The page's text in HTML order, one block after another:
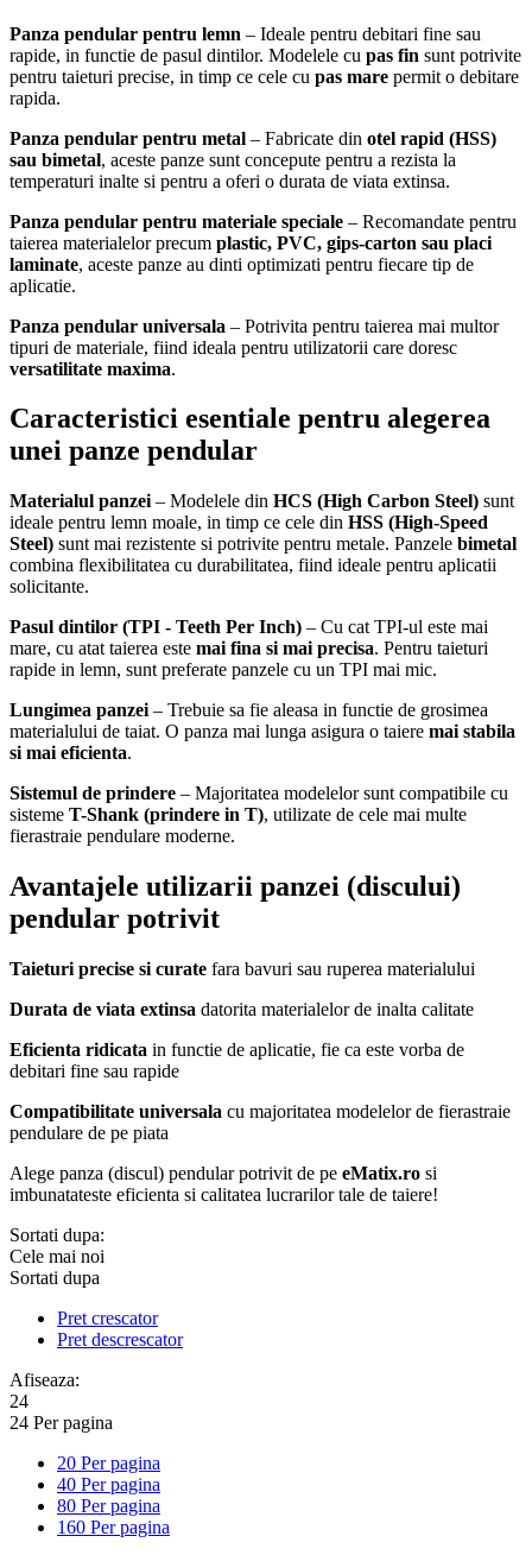
Panza pendular pentru lemn – Ideale pentru debitari fine sau
rapide, in functie de pasul dintilor. Modelele cu pas fin sunt potrivite
pentru taieturi precise, in timp ce cele cu pas mare permit o debitare
rapida.
Panza pendular pentru metal – Fabricate din otel rapid (HSS)
sau bimetal, aceste panze sunt concepute pentru a rezista la
temperaturi inalte si pentru a oferi o durata de viata extinsa.
Panza pendular pentru materiale speciale – Recomandate pentru
taierea materialelor precum plastic, PVC, gips-carton sau placi
laminate, aceste panze au dinti optimizati pentru fiecare tip de
aplicatie.
Panza pendular universala – Potrivita pentru taierea mai multor
tipuri de materiale, fiind ideala pentru utilizatorii care doresc
versatilitate maxima.
Caracteristici esentiale pentru alegerea
unei panze pendular
Materialul panzei – Modelele din HCS (High Carbon Steel) sunt
ideale pentru lemn moale, in timp ce cele din HSS (High-Speed
Steel) sunt mai rezistente si potrivite pentru metale. Panzele bimetal
combina flexibilitatea cu durabilitatea, fiind ideale pentru aplicatii
solicitante.
Pasul dintilor (TPI - Teeth Per Inch) – Cu cat TPI-ul este mai
mare, cu atat taierea este mai fina si mai precisa. Pentru taieturi
rapide in lemn, sunt preferate panzele cu un TPI mai mic.
Lungimea panzei – Trebuie sa fie aleasa in functie de grosimea
materialului de taiat. O panza mai lunga asigura o taiere mai stabila
si mai eficienta.
Sistemul de prindere – Majoritatea modelelor sunt compatibile cu
sisteme T-Shank (prindere in T), utilizate de cele mai multe
fierastraie pendulare moderne.
Avantajele utilizarii panzei (discului)
pendular potrivit
Taieturi precise si curate fara bavuri sau ruperea materialului
Durata de viata extinsa datorita materialelor de inalta calitate
Eficienta ridicata in functie de aplicatie, fie ca este vorba de
debitari fine sau rapide
Compatibilitate universala cu majoritatea modelelor de fierastraie
pendulare de pe piata
Alege panza (discul) pendular potrivit de pe eMatix.ro si
imbunatateste eficienta si calitatea lucrarilor tale de taiere!
Sortati dupa:
Cele mai noi
Sortati dupa
Pret crescator
Pret descrescator
Afiseaza:
24
24 Per pagina
20 Per pagina
40 Per pagina
80 Per pagina
160 Per pagina